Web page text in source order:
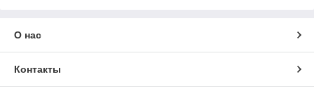
О нас
Контакты